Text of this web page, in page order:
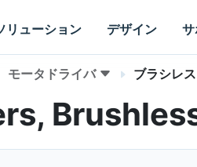
リューション デザイン サ
モータドライバ ブラシレ